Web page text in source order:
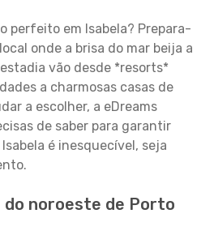
perfeito em Isabela? Prepara-
onde a brisa do mar beija a
vão desde *resorts*
a charmosas casas de
a escolher, a eDreams
de saber para garantir
é inesquecível, seja
do noroeste de Porto